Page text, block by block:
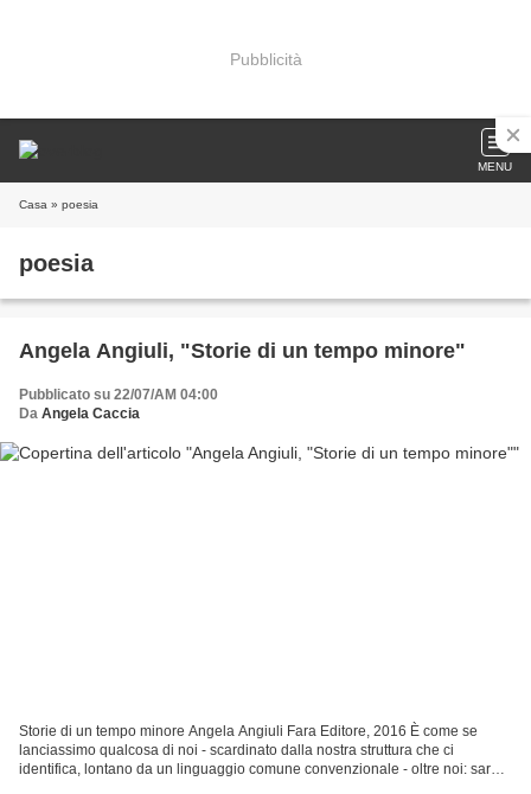
Pubblicità
MENU
Casa » poesia
poesia
Angela Angiuli, "Storie di un tempo minore"
Pubblicato su 22/07/AM 04:00
Da Angela Caccia
Storie di un tempo minore Angela Angiuli Fara Editore, 2016 È come se
lanciassimo qualcosa di noi - scardinato dalla nostra struttura che ci
identifica, lontano da un linguaggio comune convenzionale - oltre noi: sarà